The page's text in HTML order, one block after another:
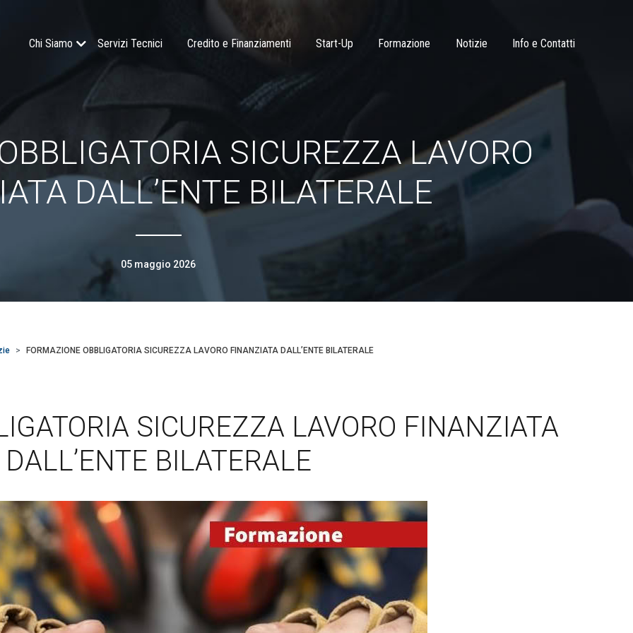
Chi Siamo Servizi Tecnici Credito e Finanziamenti Start-Up Formazione Notizie Info e Contatti
SICUREZZA LAVORO
DALL’ENTE BILATERALE
05 maggio 2026
FORMAZIONE OBBLIGATORIA SICUREZZA LAVORO FINANZIATA DALL’ENTE BILATERALE
SICUREZZA LAVORO FINANZIATA
DALL’ENTE BILATERALE